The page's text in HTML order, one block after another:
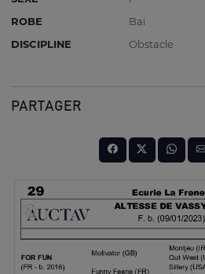
ROBE
Bai
DISCIPLINE
Obstacle
PARTAGER